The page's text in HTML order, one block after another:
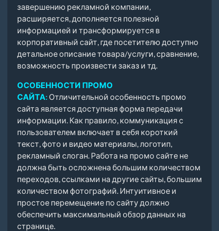
завершению рекламной компании,
расширяется, дополняется полезной
информацией и трансформируется в
корпоративный сайт, где посетителю доступно
детальное описание товара/услуги, сравнение,
возможность произвести заказ и тд.
ОСОБЕННОСТИ ПРОМО
САЙТА: Отличительной особенность промо
сайта является доступная форма передачи
информации. Как правило, коммуникация с
пользователем включает в себя короткий
текст, фото и видео материалы, логотип,
рекламный слоган. Работа на промо сайте не
должна быть осложнена большим количеством
переходов, ссылками на другие сайты, большим
количеством фотографий. Интуитивное и
простое перемещение по сайту должно
обеспечить максимальный обзор данных на
странице.